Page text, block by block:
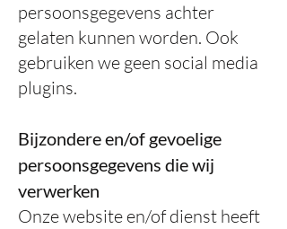
persoonsgegevens achter
gelaten kunnen worden. Ook
gebruiken we geen social media
plugins.
Bijzondere en/of gevoelige
persoonsgegevens die wij
verwerken
Onze website en/of dienst heeft